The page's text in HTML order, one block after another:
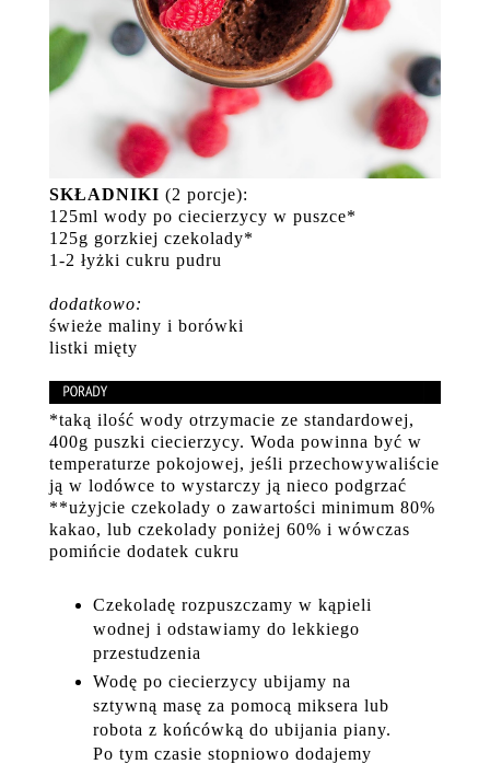
SKŁADNIKI (2 porcje):
125ml wody po ciecierzycy w puszce*
125g gorzkiej czekolady*
1-2 łyżki cukru pudru
dodatkowo:
świeże maliny i borówki
listki mięty
*taką ilość wody otrzymacie ze standardowej,
400g puszki ciecierzycy. Woda powinna być w
temperaturze pokojowej, jeśli przechowywaliście
ją w lodówce to wystarczy ją nieco podgrzać
**użyjcie czekolady o zawartości minimum 80%
kakao, lub czekolady poniżej 60% i wówczas
pomińcie dodatek cukru
Czekoladę rozpuszczamy w kąpieli
wodnej i odstawiamy do lekkiego
przestudzenia
Wodę po ciecierzycy ubijamy na
sztywną masę za pomocą miksera lub
robota z końcówką do ubijania piany.
Po tym czasie stopniowo dodajemy